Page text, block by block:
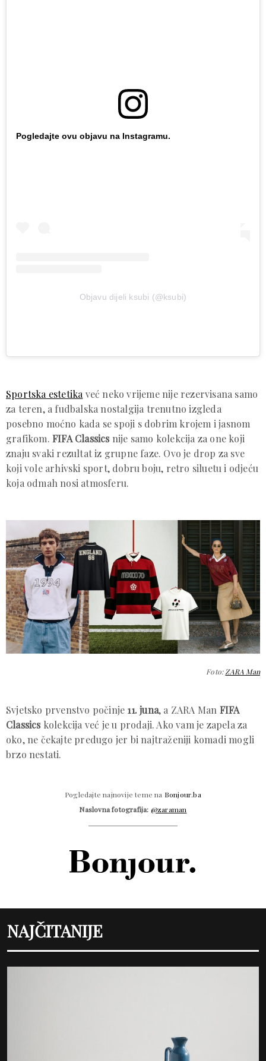
Pogledajte ovu objavu na Instagramu.
Objavu dijeli ksubi (@ksubi)
Sportska estetika već neko vrijeme nije rezervisana samo
za teren, a fudbalska nostalgija trenutno izgleda
posebno moćno kada se spoji s dobrim krojem i jasnom
grafikom. FIFA Classicsnije samo kolekcija za one koji
znaju svaki rezultat iz grupne faze. Ovo je drop za sve
koji vole arhivski sport, dobru boju, retro siluetu i odjeću
koja odmah nosi atmosferu.
Foto:ZARA Man
Svjetsko prvenstvo počinje 11. juna, a ZARA Man FIFA
Classicskolekcija već je u prodaji. Ako vam je zapela za
oko, ne čekajte predugo jer bi najtraženiji komadi mogli
brzo nestati.
Pogledajte najnovije teme na Bonjour.ba
Naslovna fotografija: @zaraman
NAJČITANIJE